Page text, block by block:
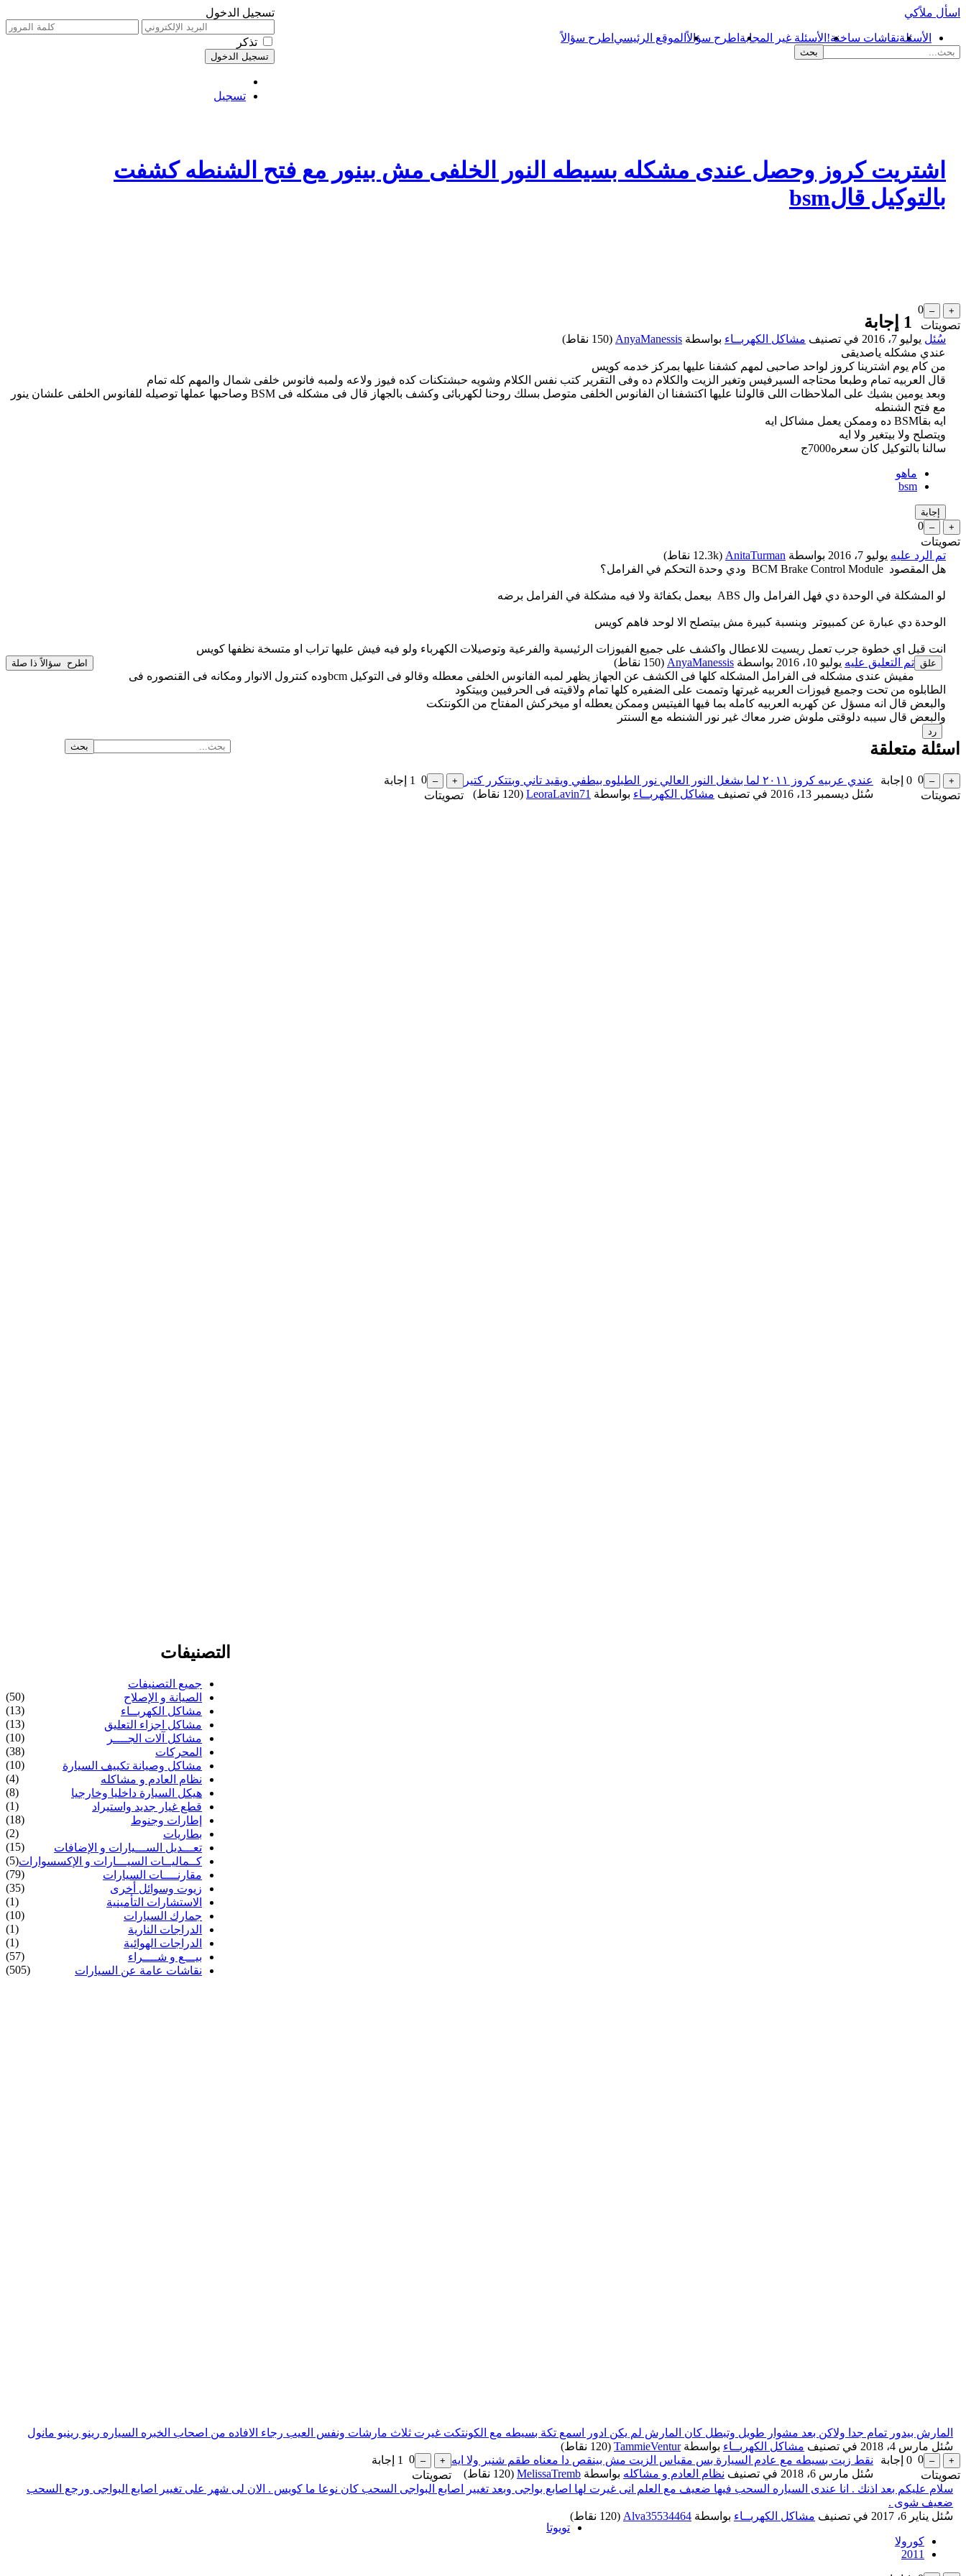
تسجيل الدخول
تذكر
تسجيل
اسأل ملاًكي
الأسئلةنقاشات ساخنة! الأسئلة غير المجابة اطرح سؤالاًالموقع الرئيسي اطرح سؤالاً
اشتريت كروز وحصل عندى مشكله بسيطه النور الخلفى مش بينور مع فتح الشنطه كشفت
بالتوكيل قالbsm
0
تصويتات
سُئل يوليو 7، 2016 في تصنيف مشاكل الكهربــاء بواسطة AnyaManessis
(
150 نقاط)
عندي مشكله ياصديقى
من كام يوم اشترينا كروز لواحد صاحبى لمهم كشفنا عليها بمركز خدمه كويس
قال العربيه تمام وطبعا محتاجه السيرفيس وتغير الزيت والكلام ده وفى التقرير كتب نفس الكلام وشويه حبشتكنات كده فيوز ولاعه ولمبه فانوس خلفى شمال والمهم كله تمام
وبعد يومين بشيك على الملاحظات اللى قالولنا عليها اكتشفنا ان الفانوس الخلفى متوصل بسلك روحنا لكهربائى وكشف بالجهاز قال فى مشكله فى BSM وصاحبها عملها توصيله للفانوس الخلفى علشان ينور
مع فتح الشنطه
ايه بقاBSM ده وممكن يعمل مشاكل ايه
ويتصلح ولا بيتغير ولا ايه
سالنا بالتوكيل كان سعره7000ج
ماهو
bsm
1 إجابة
0
تصويتات
تم الرد عليه يوليو 7، 2016 بواسطة AnitaTurman
(
12.3k نقاط)
هل المقصود BCM Brake Control Module ودي وحدة التحكم في الفرامل؟
لو المشكلة في الوحدة دي فهل الفرامل وال ABS بيعمل بكفائة ولا فيه مشكلة في الفرامل برضه
الوحدة دي عبارة عن كمبيوتر وبنسبة كبيرة مش بيتصلح الا لوحد فاهم كويس
انت قبل اي خطوة جرب تعمل ريسيت للاعطال واكشف على جميع الفيوزات الرئيسية والفرعية وتوصيلات الكهرباء ولو فيه فيش عليها تراب او متسخة نظفها كويس
تم التعليق عليه يوليو 10، 2016 بواسطة AnyaManessis
(
150 نقاط)
مفيش عندى مشكله فى الفرامل المشكله كلها فى الكشف عن الجهاز يظهر لمبه الفانوس الخلفى معطله وقالو فى التوكيل bcmوده كنترول الانوار ومكانه فى القنصوره فى
الطابلوه من تحت وجميع فيوزات العربيه غيرتها وتممت على الضفيره كلها تمام ولاقيته فى الحرفيين وبيتكود
والبعض قال انه مسؤل عن كهربه العربيه كامله بما فيها الفيتيس وممكن يعطله او ميخركش المفتاح من الكونتكت
والبعض قال سيبه دلوقتى ملوش ضرر معاك غير نور الشنطه مع السنتر
التصنيفات
جميع التصنيفات
الصيانة و الإصلاح
(50)
مشاكل الكهربــاء
(13)
مشاكل اجزاء التعليق
(13)
مشاكل آلات الجــــر
(10)
المحركات
(38)
مشاكل وصيانة تكييف السيارة
(10)
نظام العادم و مشاكله
(4)
هيكل السيارة داخليا وخارجيا
(8)
قطع غيار جديد واستيراد
(1)
إطارات وجنوط
(18)
بطاريات
(2)
تعـــديل الســـيارات و الإضافات
(15)
كــماليــات السيـــارات و الإكسسوارات(5)
مقارنــــات السيارات
(79)
زيوت وسوائل أخرى
(35)
الاستشارات التأمينية
(1)
جمارك السيارات
(10)
الدراجات النارية
(1)
الدراجات الهوائية
(1)
بيـــع و شــــراء
(57)
نقاشات عامة عن السيارات
(505)
اسئلة متعلقة
0
تصويتات
0 إجابة
عندي عربيه كروز ٢٠١١ لما بشغل النور العالي نور الطبلوه بيطفي ويقيد تاني وبتتكرر كتير
سُئل ديسمبر 13، 2016 في تصنيف مشاكل الكهربــاء بواسطة LeoraLavin71
(
120 نقاط)
0
تصويتات
1 إجابة
المارش بيدور تمام جدا ولاكن بعد مشوار طويل وتبطل كان المارش لم يكن ادور اسمع تكة بسيطه مع الكونتكت غيرت ثلاث مارشات ونفس العيب رجاء الافاده من اصحاب الخبره السياره رينو رينبو مانول
سُئل مارس 4، 2018 في تصنيف مشاكل الكهربــاء بواسطةTammieVentur
(
120 نقاط)
0
تصويتات
0 إجابة
نقط زيت بسيطه مع عادم السيارة بس مقياس الزيت مش بينقص دا معناه طقم شنبر ولا ايه
سُئل مارس 6، 2018 في تصنيف نظام العادم و مشاكله بواسطة MelissaTremb
(
120 نقاط)
0
تصويتات
1 إجابة
سلام عليكم بعد اذنك . انا عندى السياره السحب فيها ضعيف مع العلم انى غيرت لها اصابع بواجى وبعد تغيير اصابع البواجى السحب كان نوعا ما كويس . الان لى شهر على تغيير اصابع البواجى ورجع السحب
ضعيف شوى .
سُئل يناير 6، 2017 في تصنيف مشاكل الكهربــاء بواسطة Alva35534464
(
120 نقاط)
تويوتا
كورولا
2011